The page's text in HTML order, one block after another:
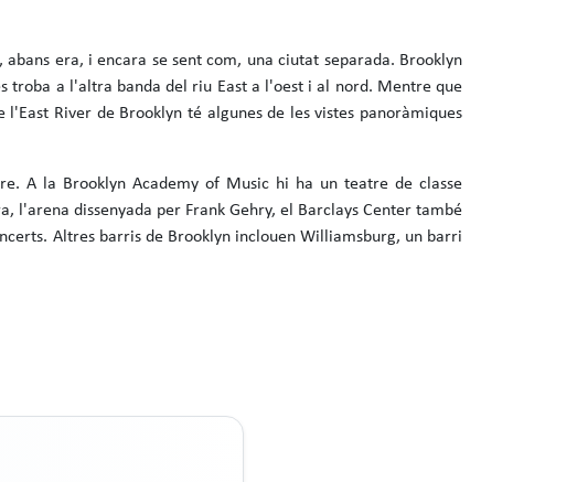
era, i encara se sent com, una ciutat separada. Brooklyn
troba a l'altra banda del riu East a l'oest i al nord. Mentre que
River de Brooklyn té algunes de les vistes panoràmiques
A la Brooklyn Academy of Music hi ha un teatre de classe
l'arena dissenyada per Frank Gehry, el Barclays Center també
Altres barris de Brooklyn inclouen Williamsburg, un barri